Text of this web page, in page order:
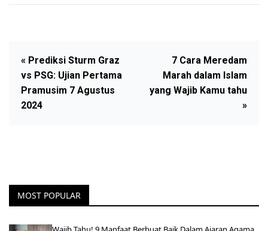
« Prediksi Sturm Graz
vs PSG: Ujian Pertama
Pramusim 7 Agustus
2024
7 Cara Meredam
Marah dalam Islam
yang Wajib Kamu tahu
»
MOST POPULAR